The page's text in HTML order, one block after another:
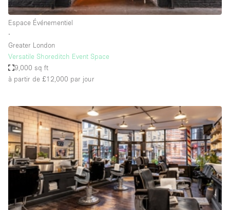
Entrepôt / Espace Stockage / Box
Espace Atypique / Unique
Espace Publicitaire
Espace Événementiel
Kiosque / Stand / Corner
Lobby / Accueil
Maison / Villa / Hôtel Particulier
Restaurant / Bar / Café
Rooftop
Salle
Espace Événementiel
∙
Greater London
Versatile Shoreditch Event Space
9,000 sq ft
à partir de £12,000 par jour